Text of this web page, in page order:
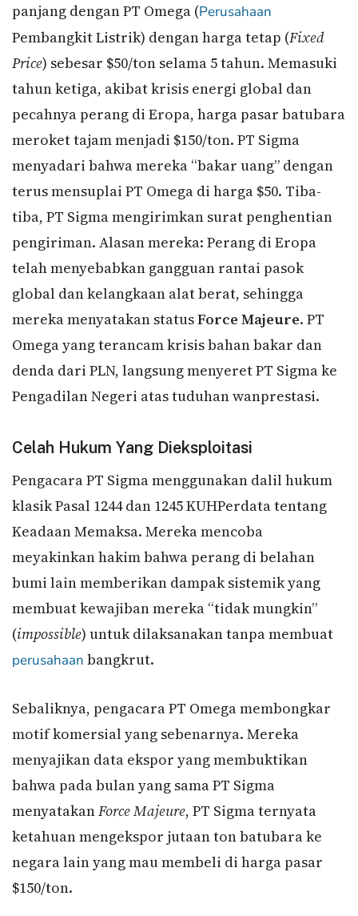
panjang dengan PT Omega (Perusahaan
Pembangkit Listrik) dengan harga tetap (Fixed
Price) sebesar $50/ton selama 5 tahun. Memasuki
tahun ketiga, akibat krisis energi global dan
pecahnya perang di Eropa, harga pasar batubara
meroket tajam menjadi $150/ton. PT Sigma
menyadari bahwa mereka “bakar uang” dengan
terus mensuplai PT Omega di harga $50. Tiba-
tiba, PT Sigma mengirimkan surat penghentian
pengiriman. Alasan mereka: Perang di Eropa
telah menyebabkan gangguan rantai pasok
global dan kelangkaan alat berat, sehingga
mereka menyatakan statusForce Majeure. PT
Omega yang terancam krisis bahan bakar dan
denda dari PLN, langsung menyeret PT Sigma ke
Pengadilan Negeri atas tuduhan wanprestasi.
Celah Hukum Yang Dieksploitasi
Pengacara PT Sigma menggunakan dalil hukum
klasik Pasal 1244 dan 1245 KUHPerdata tentang
Keadaan Memaksa. Mereka mencoba
meyakinkan hakim bahwa perang di belahan
bumi lain memberikan dampak sistemik yang
membuat kewajiban mereka “tidak mungkin”
(impossible) untuk dilaksanakan tanpa membuat
perusahaan bangkrut.
Sebaliknya, pengacara PT Omega membongkar
motif komersial yang sebenarnya. Mereka
menyajikan data ekspor yang membuktikan
bahwa pada bulan yang sama PT Sigma
menyatakanForce Majeure, PT Sigma ternyata
ketahuan mengekspor jutaan ton batubara ke
negara lain yang mau membeli di harga pasar
$150/ton.